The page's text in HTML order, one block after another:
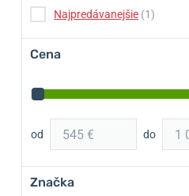
Najpredávanejšie (1)
Cena
od do
Značka